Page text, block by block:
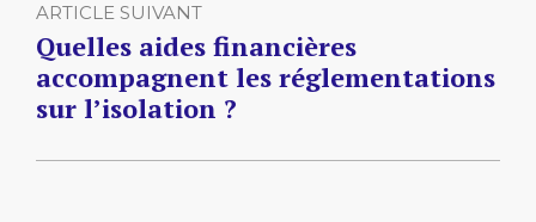
ARTICLE SUIVANT
Quelles aides financières
accompagnent les réglementations
sur l’isolation ?